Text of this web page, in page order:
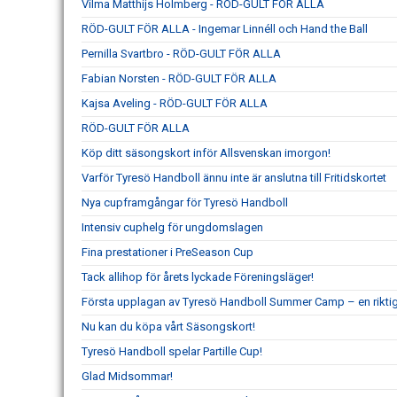
Vilma Matthijs Holmberg - RÖD-GULT FÖR ALLA
RÖD-GULT FÖR ALLA - Ingemar Linnéll och Hand the Ball
Pernilla Svartbro - RÖD-GULT FÖR ALLA
Fabian Norsten - RÖD-GULT FÖR ALLA
Kajsa Aveling - RÖD-GULT FÖR ALLA
RÖD-GULT FÖR ALLA
Köp ditt säsongskort inför Allsvenskan imorgon!
Varför Tyresö Handboll ännu inte är anslutna till Fritidskortet
Nya cupframgångar för Tyresö Handboll
Intensiv cuphelg för ungdomslagen
Fina prestationer i PreSeason Cup
Tack allihop för årets lyckade Föreningsläger!
Första upplagan av Tyresö Handboll Summer Camp – en
Nu kan du köpa vårt Säsongskort!
Tyresö Handboll spelar Partille Cup!
Glad Midsommar!